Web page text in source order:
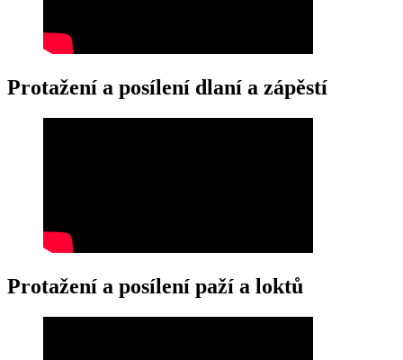
Protažení a posílení dlaní a zápěstí
Protažení a posílení paží a loktů